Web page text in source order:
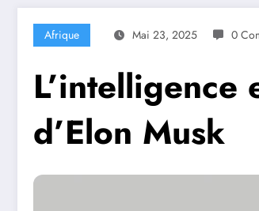
Afrique Mai 23, 2025 0
d’Elon Musk